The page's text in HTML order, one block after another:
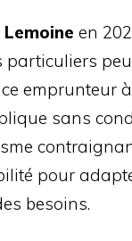
Lemoine en
particuliers
emprunteur
sans
pour
besoins.